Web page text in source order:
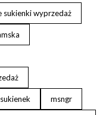
sukienki wyprzedaż
msngr